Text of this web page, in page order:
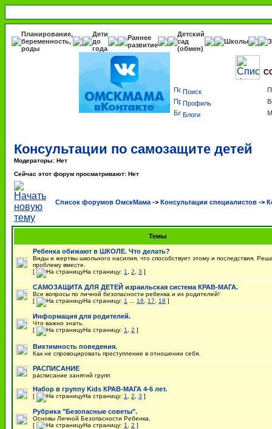
Планирование,
беременность,
роды
Дети
до
года
Раннее
развитие
Детский
сад
(обмен)
Школы
Поиск
Профиль
Блоги
Консультации по самозащите детей
Модераторы: Нет
Сейчас этот форум просматривают: Нет
Список форумов ОмскМама -> Консультации специалистов ->
Темы
Ребенка обижают в ШКОЛЕ. Что делать?
Виды и жертвы школьного насилия, что способствует этому и последствия.
проблему вместе.
[
На страницу: 1 2 3 ]
САМОЗАЩИТА ДЛЯ ДЕТЕЙ израильская система КРАВ-МАГА.
Все вопросы по личной безопасности ребенка и их родителей!
[
На страницу: 1 16 17 18 ]
Информация для родителей.
Что важно знать.
[
На страницу: 1 2 ]
Виктимность поведения.
Как не спровоцировать преступление в отношении себя.
РАСПИСАНИЕ
расписание занятий групп
Набор в группу Kids КРАВ-МАГА 4-6 лет.
[ На страницу: 1 2 3 ]
Рубрика "Безопасные советы".
Основы Личной Безопасности Ребенка.
[
На страницу: 1 2 ]